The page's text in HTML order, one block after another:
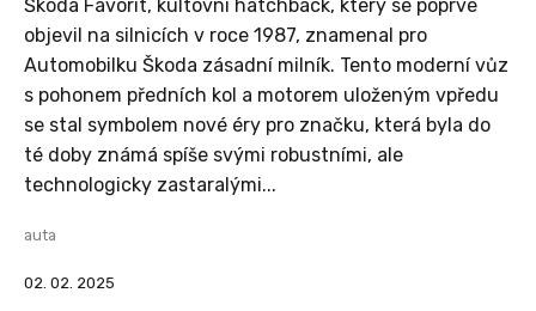
Škoda Favorit, kultovní hatchback, který se poprvé
objevil na silnicích v roce 1987, znamenal pro
Automobilku Škoda zásadní milník. Tento moderní vůz
s pohonem předních kol a motorem uloženým vpředu
se stal symbolem nové éry pro značku, která byla do
té doby známá spíše svými robustními, ale
technologicky zastaralými...
auta
02. 02. 2025